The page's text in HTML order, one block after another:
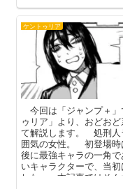
ケントゥリア
今回は「ジャンプ＋」
ゥリア」より、おどお
て解説します。 処刑人
囲気の女性。 初登場時
後に最強キャラの一角
いキャラクターで、当
した。 本記事ではそん